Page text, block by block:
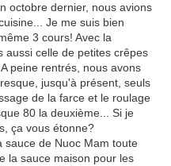
octobre dernier, nous avions
Je me suis bien
3 cours! Avec la
aussi celle de petites crêpes
peine rentrés, nous avons
jusqu'à présent, seuls
de la farce et le roulage
80 la deuxième... Si je
ça vous étonne?
sauce de Nuoc Mam toute
la sauce maison pour les